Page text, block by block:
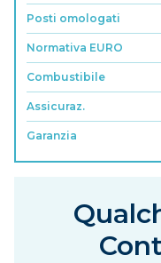
Posti omologati
Normativa EURO
Combustibile
Assicuraz.
Garanzia